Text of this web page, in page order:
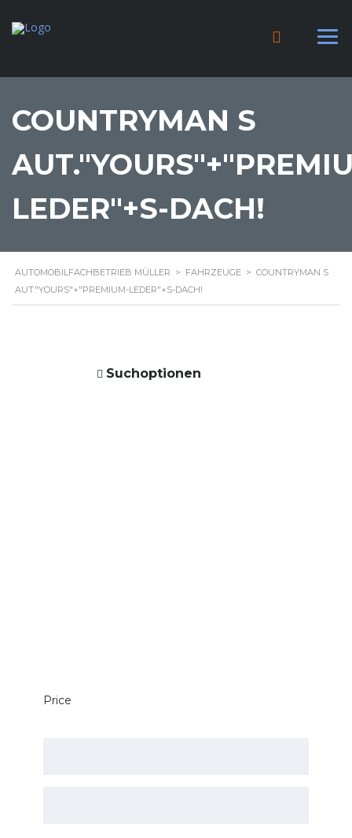
COUNTRYMAN S
LEDER"+S-DACH!
AUTOMOBILFACHBETRIEB MÜLLER > FAHRZEUGE > COUNTRYMAN S
AUT."YOURS"+"PREMIUM-LEDER"+S-DACH!
Suchoptionen
Price